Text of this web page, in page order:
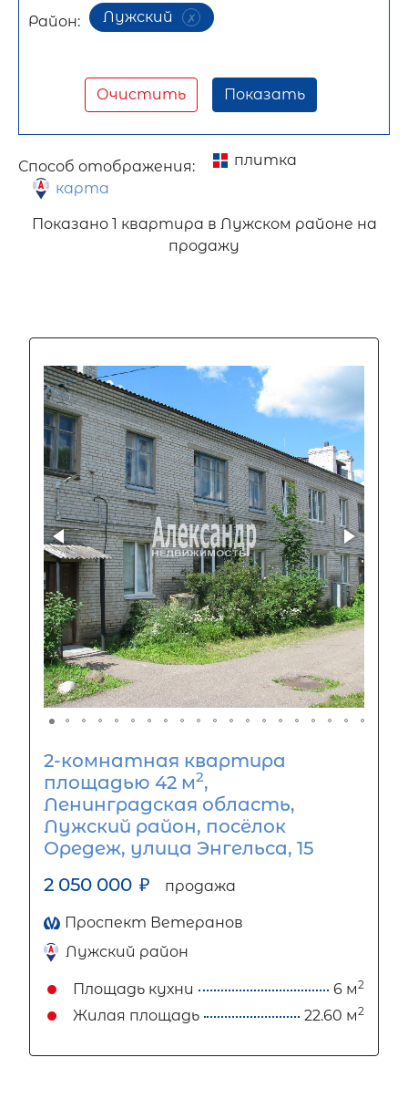
Район: Лужский
Очистить Показать
Способ отображения:
плитка
карта
Показано 1 квартира в Лужском районе на
продажу
2-комнатная квартира
площадью 42 м2,
Ленинградская область,
Лужский район, посёлок
Оредеж, улица Энгельса, 15
2 050 000 ₽ продажа
Проспект Ветеранов
Лужский район
Площадь кухни 6 м2
Жилая площадь 22.60 м2